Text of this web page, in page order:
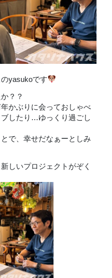
yasukoです
？？
かぶりに会っておしゃべ
したり…ゆっくり過ごし
で、幸せだなぁーとしみ
しいプロジェクトがぞく